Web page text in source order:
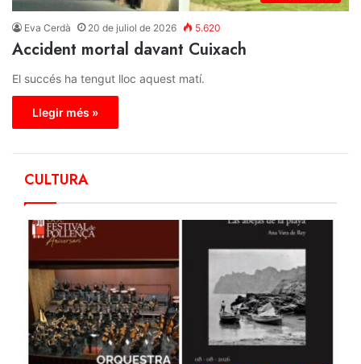
Eva Cerdà 20 de juliol de 2026 5.620
Accident mortal davant Cuixach
El succés ha tengut lloc aquest matí.
Llegir més »
CULTURA